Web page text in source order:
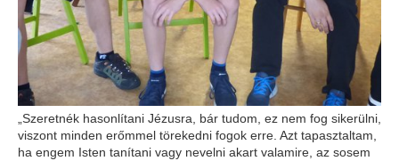
„Szeretnék hasonlítani Jézusra, bár tudom, ez nem fog sikerülni,
viszont minden erőmmel törekedni fogok erre. Azt tapasztaltam,
ha engem Isten tanítani vagy nevelni akart valamire, az sosem